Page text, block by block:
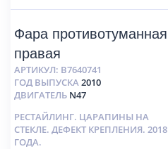
Фара противотуманная
правая
АРТИКУЛ: B7640741
ГОД ВЫПУСКА2010
ДВИГАТЕЛЬ N47
РЕСТАЙЛИНГ. ЦАРАПИНЫ НА
СТЕКЛЕ. ДЕФЕКТ КРЕПЛЕНИЯ. 2018
ГОДА.